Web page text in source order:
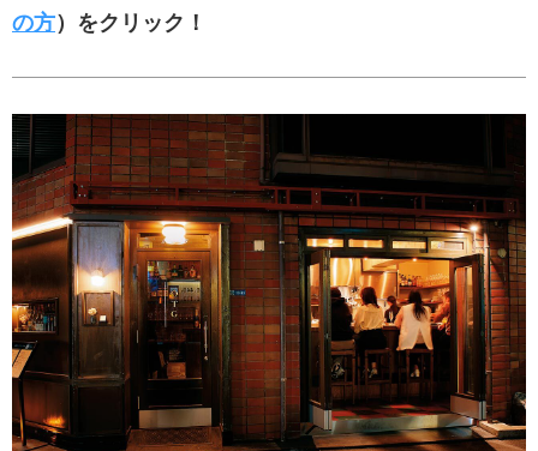
の方）をクリック！